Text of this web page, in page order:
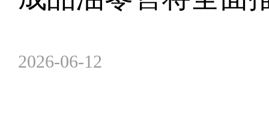
2026-06-12